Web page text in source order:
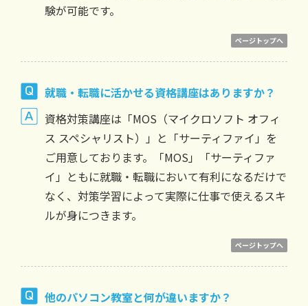
験が可能です。
ページトップへ
就職・転職に活かせる資格講座はありますか？
資格対策講座は「MOS（マイクロソフト オフィ
ス スペシャリスト）」と「サーティファイ」を
ご用意しております。「MOS」「サーティファ
イ」ともに就職・転職において有利になるだけで
なく、対策学習によって実際に仕事で使えるスキ
ルが身につきます。
ページトップへ
他のパソコン教室と何が違いますか？